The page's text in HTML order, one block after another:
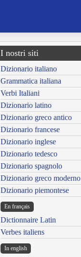
I nostri siti
Dizionario italiano
Grammatica italiana
Verbi Italiani
Dizionario latino
Dizionario greco antico
Dizionario francese
Dizionario inglese
Dizionario tedesco
Dizionario spagnolo
Dizionario greco moderno
Dizionario piemontese
En français
Dictionnaire Latin
Verbes italiens
In english